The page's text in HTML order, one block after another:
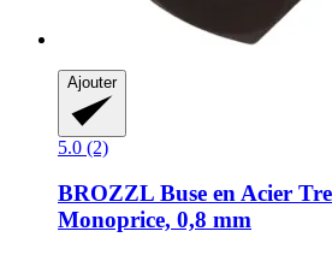
Ajouter
5.0 (2)
BROZZL Buse en Acier
Monoprice, 0,8 mm